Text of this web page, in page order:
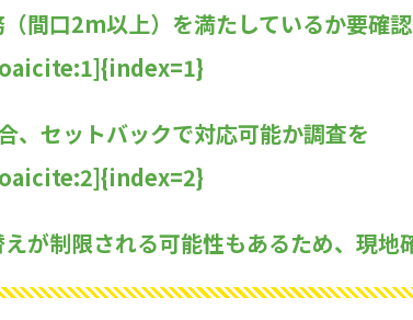
間口2m以上）を満たしているか要確認
、セットバックで対応可能か調査を
が制限される可能性もあるため、現地